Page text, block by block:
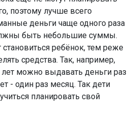
поэтому лучше всего
деньги чаще одного раза
быть небольшие суммы.
ребёнок, тем реже
средства. Так, например,
можно выдавать деньги раз
- один раз месяц. Так дети
планировать свой